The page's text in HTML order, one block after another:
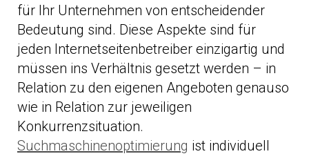
für Ihr Unternehmen von entscheidender
Bedeutung sind. Diese Aspekte sind für
jeden Internetseitenbetreiber einzigartig und
müssen ins Verhältnis gesetzt werden – in
Relation zu den eigenen Angeboten genauso
wie in Relation zur jeweiligen
Konkurrenzsituation.
Suchmaschinenoptimierung ist individuell